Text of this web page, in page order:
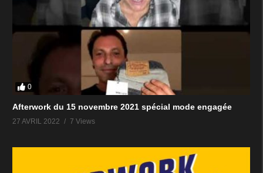
0
Afterwork du 15 novembre 2021 spécial mode engagée
27 AVRIL 2022 7 Views